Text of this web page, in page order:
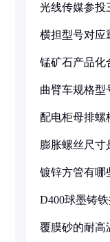
光线传媒参投
横担型号对应
锰矿石产品化
曲臂车规格型
配电柜母排螺
膨胀螺丝尺寸
镀锌方管有哪
D400球墨铸
覆膜砂的耐高